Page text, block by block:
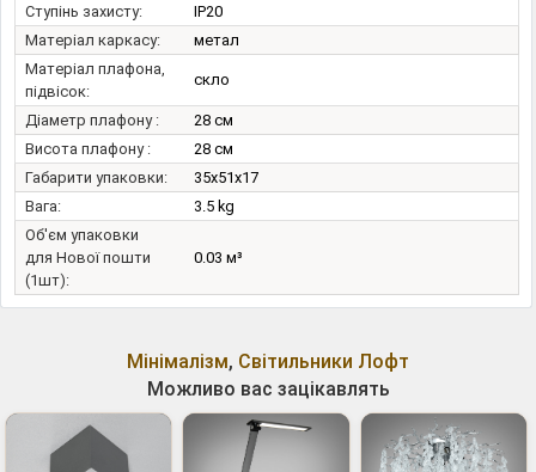
Ступінь захисту:
IP20
Матеріал каркасу:
метал
Матеріал плафона,
підвісок:
скло
Діаметр плафону :
28 см
Висота плафону :
28 см
Габарити упаковки:
35x51x17
Вага:
3.5 kg
Об'єм упаковки
для Нової пошти
(1шт):
0.03 м³
Мінімалізм, Світильники Лофт
Можливо вас зацікавлять